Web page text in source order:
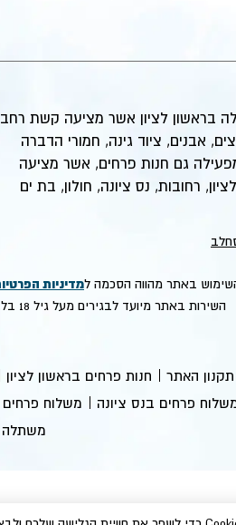
בראשון לציון אשר מציעה קשת
אבנים, ציוד גינה, חמורי הדברה
גם חנות פרחים, אשר מציעה
רחובות, נס ציונה, חולון, בת ים
באתר מהווה הסכמה למדיניות
השירות באתר מיועד לבגירים מעל גיל 18 בלבד. החברה אינה אוספת מידע מקטינים ביודעין, וכל מידע שיימסר על ידי קטינים יימחק.
תקנון האתר חנות פרחים בראשון לציון
פרחים בנס ציונה משלוח
משתלה